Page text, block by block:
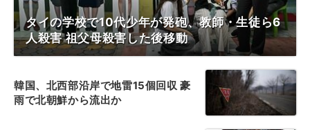
タイの学校で10代少年が発砲、教師・生徒ら6
人殺害 祖父母殺害した後移動
韓国、北西部沿岸で地雷15個回収 豪
雨で北朝鮮から流出か